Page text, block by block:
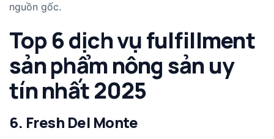
nguồn gốc.
Top 6 dịch vụ fulfillment
sản phẩm nông sản uy
tín nhất 2025
6. Fresh Del Monte